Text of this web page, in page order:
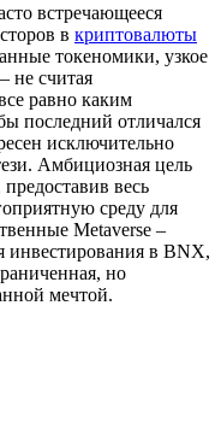
встречающееся
в криптовалюты
токеномики, узкое
не считая
равно каким
последний отличался
исключительно
Амбициозная цель
весь
среду для
Metaverse –
инвестирования в BNX,
но
мечтой.